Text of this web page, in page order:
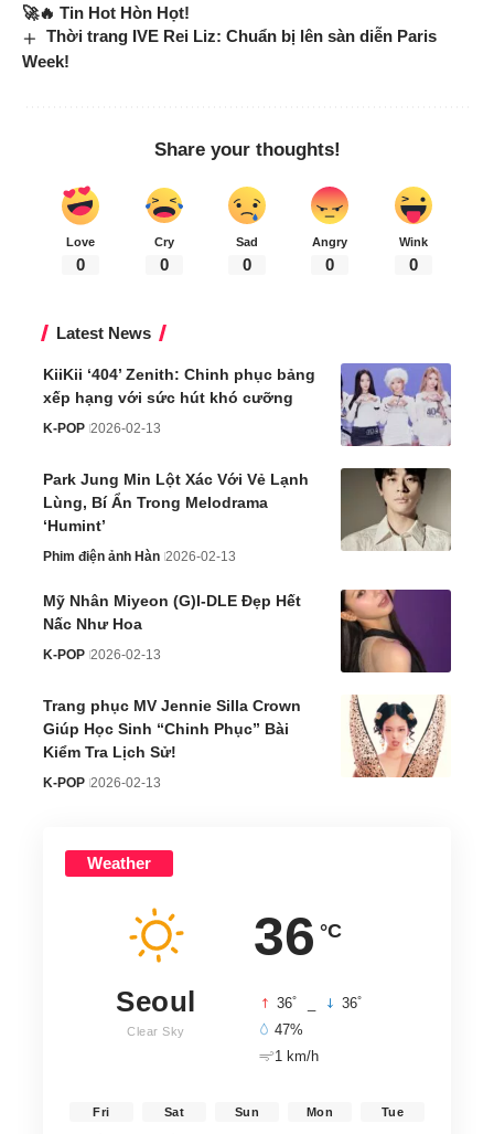
🚀🔥 Tin Hot Hòn Họt!
Thời trang IVE Rei Liz: Chuẩn bị lên sàn diễn Paris
Week!
Share your thoughts!
Love
0
Cry
0
Sad
0
Angry
0
Wink
0
Latest News
KiiKii ‘404’ Zenith: Chinh phục bảng
xếp hạng với sức hút khó cưỡng
K-POP 2026-02-13
Park Jung Min Lột Xác Với Vẻ Lạnh
Lùng, Bí Ẩn Trong Melodrama
‘Humint’
Phim điện ảnh Hàn 2026-02-13
Mỹ Nhân Miyeon (G)I-DLE Đẹp Hết
Nấc Như Hoa
K-POP 2026-02-13
Trang phục MV Jennie Silla Crown
Giúp Học Sinh “Chinh Phục” Bài
Kiểm Tra Lịch Sử!
K-POP 2026-02-13
Weather
36 °C
Seoul
Clear Sky
36° 36°
47%
1 km/h
Fri Sat Sun Mon Tue